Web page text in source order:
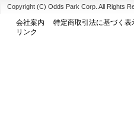
Copyright (C) Odds Park Corp. All Rights
会社案内 特定商取引法に基づく表
リンク